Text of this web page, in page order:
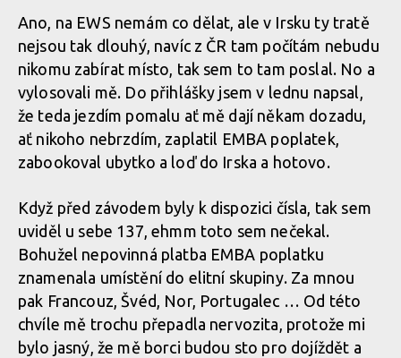
Ano, na EWS nemám co dělat, ale v Irsku ty tratě
nejsou tak dlouhý, navíc z ČR tam počítám nebudu
nikomu zabírat místo, tak sem to tam poslal. No a
vylosovali mě. Do přihlášky jsem v lednu napsal,
že teda jezdím pomalu ať mě dají někam dozadu,
ať nikoho nebrzdím, zaplatil EMBA poplatek,
zabookoval ubytko a loď do Irska a hotovo.
Když před závodem byly k dispozici čísla, tak sem
uviděl u sebe 137, ehmm toto sem nečekal.
Bohužel nepovinná platba EMBA poplatku
znamenala umístění do elitní skupiny. Za mnou
pak Francouz, Švéd, Nor, Portugalec … Od této
chvíle mě trochu přepadla nervozita, protože mi
bylo jasný, že mě borci budou sto pro dojíždět a